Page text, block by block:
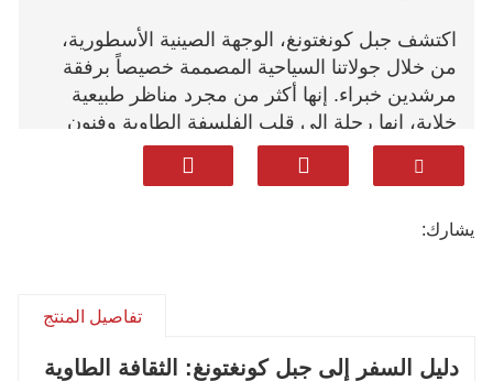
اكتشف جبل كونغتونغ، الوجهة الصينية الأسطورية،
من خلال جولاتنا السياحية المصممة خصيصاً برفقة
مرشدين خبراء. إنها أكثر من مجرد مناظر طبيعية
خلابة، إنها رحلة إلى قلب الفلسفة الطاوية وفنون
الدفاع عن النفس القديمة.
للمسافرين الدوليين. يمكن أن تشمل جولتك الخاصة
تراث غير مادي معترف به من قبل اليونسكو.
يشارك:
تفاصيل المنتج
دليل السفر إلى جبل كونغتونغ: الثقافة الطاوية